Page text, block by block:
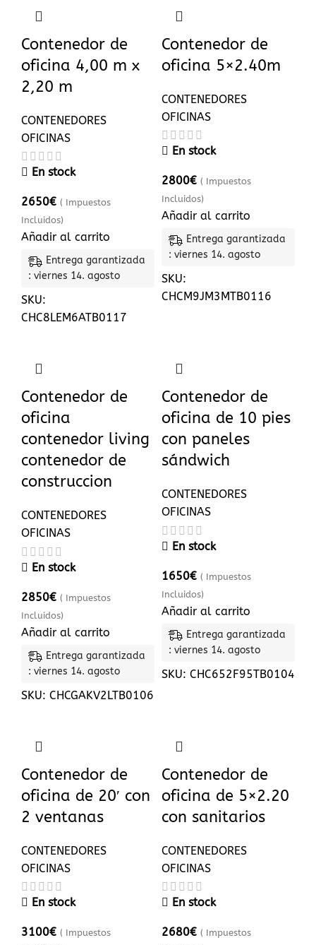
Contenedor de
oficina 4,00 m x
2,20 m
CONTENEDORES
OFICINAS
En stock
2650€ ( Impuestos
Incluidos)
Añadir al carrito
Entrega garantizada
: viernes 14. agosto
SKU:
CHC8LEM6ATB0117
Contenedor de
oficina 5×2.40m
CONTENEDORES
OFICINAS
En stock
2800€ ( Impuestos
Incluidos)
Añadir al carrito
Entrega garantizada
: viernes 14. agosto
SKU:
CHCM9JM3MTB0116
Contenedor de
oficina
contenedor living
contenedor de
construccion
CONTENEDORES
OFICINAS
En stock
2850€ ( Impuestos
Incluidos)
Añadir al carrito
Entrega garantizada
: viernes 14. agosto
SKU: CHCGAKV2LTB0106
Contenedor de
oficina de 10 pies
con paneles
sándwich
CONTENEDORES
OFICINAS
En stock
1650€ ( Impuestos
Incluidos)
Añadir al carrito
Entrega garantizada
: viernes 14. agosto
SKU: CHC652F95TB0104
Contenedor de
oficina de 20′ con
2 ventanas
CONTENEDORES
OFICINAS
En stock
3100€ ( Impuestos
Contenedor de
oficina de 5×2.20
con sanitarios
CONTENEDORES
OFICINAS
En stock
2680€ ( Impuestos